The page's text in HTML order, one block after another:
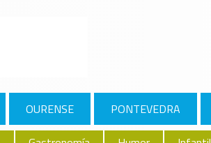
OURENSE PONTEVEDRA